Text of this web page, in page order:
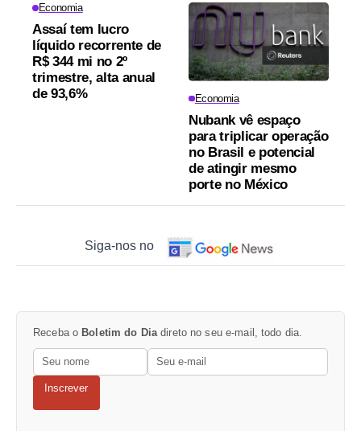
Economia
Assaí tem lucro
líquido recorrente de
R$ 344 mi no 2º
trimestre, alta anual
de 93,6%
Economia
Nubank vê espaço
para triplicar operação
no Brasil e potencial
de atingir mesmo
porte no México
Siga-nos no
Receba o Boletim do Diadireto no seu e-mail, todo dia.
Inscrever